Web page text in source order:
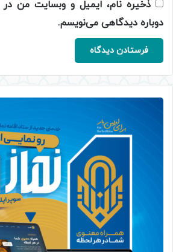
ذخیره نام، ایمیل و وبسایت من در
دوباره دیدگاهی می‌نویسم.